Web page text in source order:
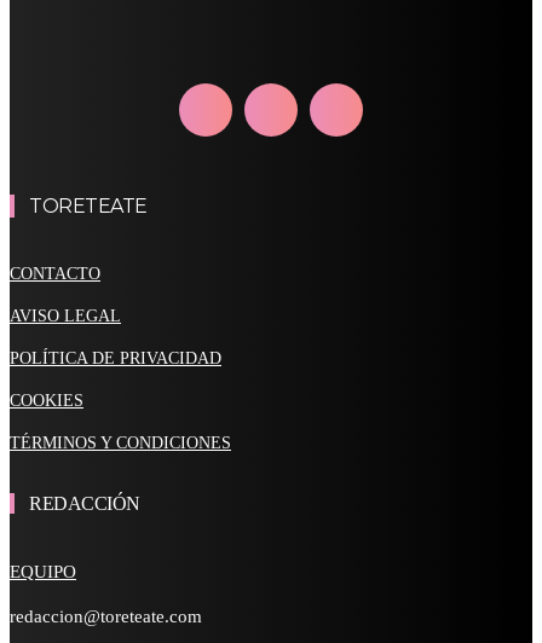
TORETEATE
CONTACTO
AVISO LEGAL
POLÍTICA DE PRIVACIDAD
COOKIES
TÉRMINOS Y CONDICIONES
REDACCIÓN
EQUIPO
redaccion@toreteate.com